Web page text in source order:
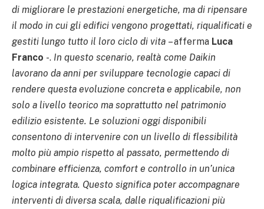
di migliorare le prestazioni energetiche, ma di ripensare
il modo in cui gli edifici vengono progettati, riqualificati e
gestiti lungo tutto il loro ciclo di vita – afferma Luca
Franco -. In questo scenario, realtà come Daikin
lavorano da anni per sviluppare tecnologie capaci di
rendere questa evoluzione concreta e applicabile, non
solo a livello teorico ma soprattutto nel patrimonio
edilizio esistente. Le soluzioni oggi disponibili
consentono di intervenire con un livello di flessibilità
molto più ampio rispetto al passato, permettendo di
combinare efficienza, comfort e controllo in un’unica
logica integrata. Questo significa poter accompagnare
interventi di diversa scala, dalle riqualificazioni più